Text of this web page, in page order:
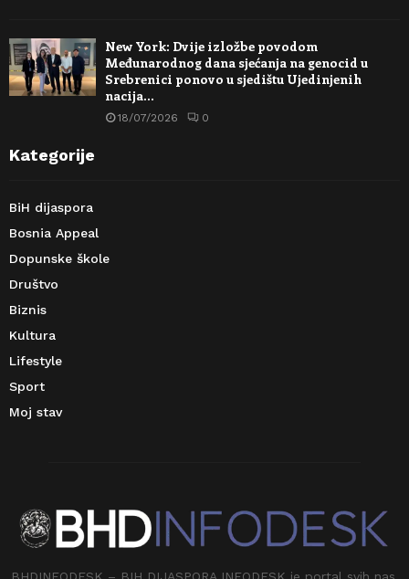
New York: Dvije izložbe povodom
Međunarodnog dana sjećanja na genocid u
Srebrenici ponovo u sjedištu Ujedinjenih
nacija…
18/07/2026 0
Kategorije
BiH dijaspora
Bosnia Appeal
Dopunske škole
Društvo
Biznis
Kultura
Lifestyle
Sport
Moj stav